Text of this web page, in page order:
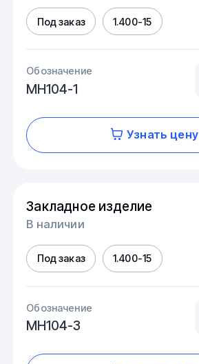
Под заказ 1.400-15
Обозначение
МН104-1
Узнать цену
Закладное изделие
В наличии
Под заказ 1.400-15
Обозначение
МН104-3